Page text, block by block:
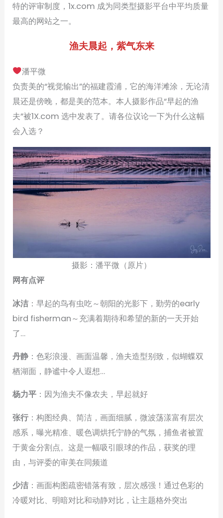
特的评审制度，1x.com 成为同类型摄影平台中平均质量
最高的网站之一。
渔夫晨起，紫气东来
潘平微
负责美的“视觉输出”的福建霞浦，它的海洋滩涂，无论清
晨还是傍晚，都是美的范本。本人摄影作品“早起的渔
夫”被1X.com 选中发表了。请各位议论一下为什么这幅
会入选？
摄影：潘平微（原片）
网有点评
冰洁 ：早起的鸟有虫吃～朝阳的光影下，勤劳的early
bird fisherman～充满着期待和希望的新的一天开始
了…
丹静 ：色彩浪漫、画面温馨，渔夫造型别致，似蝴蝶双
栖湖面，静谧中令人遐想…
杨力平 ：因为渔夫不像农夫‍，早起就好
张行 ：构图经典、简洁，画面细腻，微波荡漾富有层次
感系，曝光精准、暖色调烘托宁静的气氛，捕鱼者被置
于黄金分割点。这是一幅吸引眼球的作品，获奖的理
由，与评委的审美在同频道
少洁 ：画面构图疏密错落有致，层次感强！通过色彩的
冷暖对比、明暗对比和动静对比，让主题格外突出